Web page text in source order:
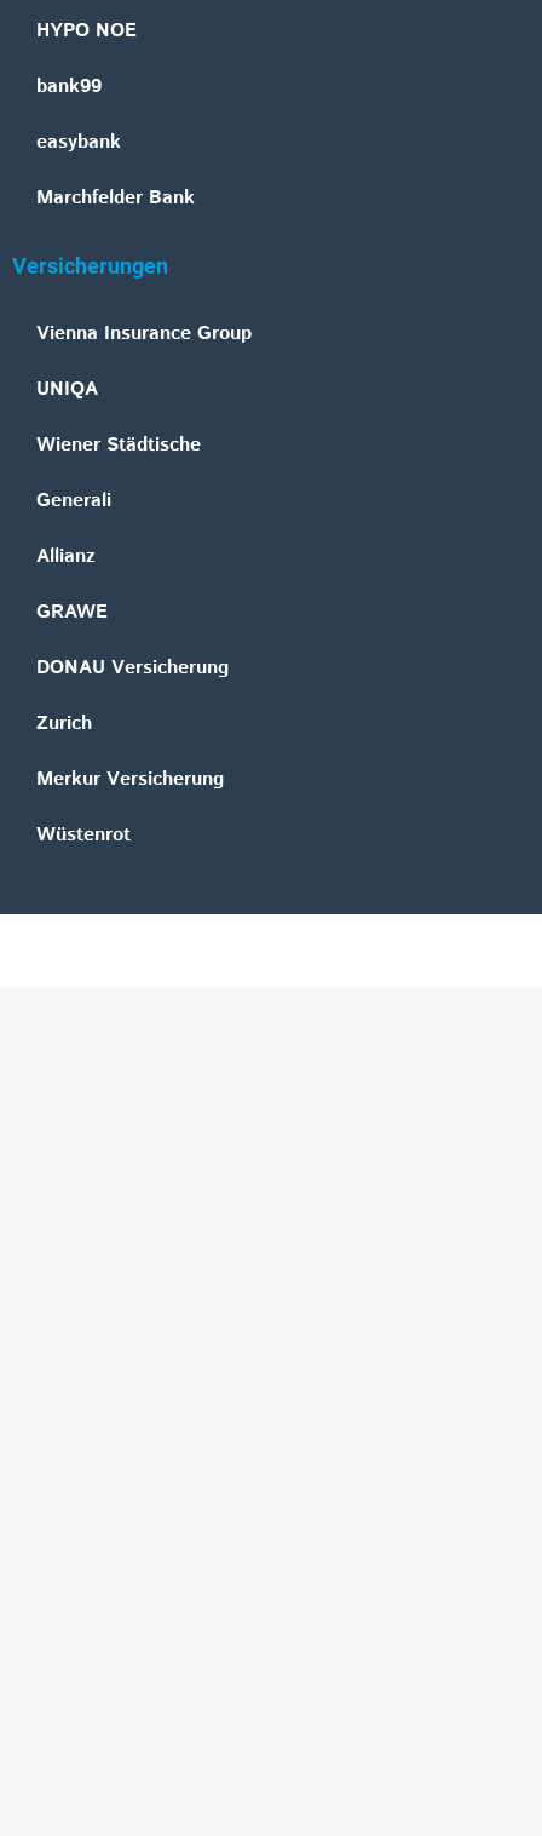
HYPO NOE
bank99
easybank
Marchfelder Bank
Versicherungen
Vienna Insurance Group
UNIQA
Wiener Städtische
Generali
Allianz
GRAWE
DONAU Versicherung
Zurich
Merkur Versicherung
Wüstenrot